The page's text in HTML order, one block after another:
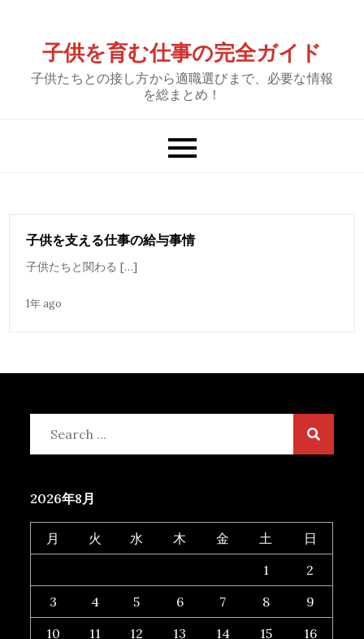
content子供を育む仕事の完全ガイド
子供たちとの接し方から適職選びまで、必要な情報
を総まとめ！
子供を支える仕事の給与事情
子供たちと関わる […]
1年 ago
2026年8月
月 火 水 木 金 土
日
1
2
3
4 5 6 7 8
9
10
11 12 13 14 15
16